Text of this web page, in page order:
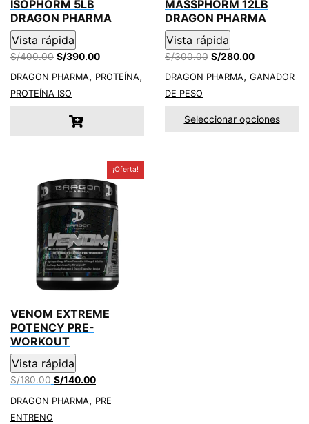
ISOPHORM 5LB
DRAGON PHARMA
Vista rápida
S/400.00 El
original
era:
S/390.00El
precio
actual
DRAGON PHARMA, PROTEÍNA,
PROTEÍNA ISO
MASSPHORM 12LB
DRAGON PHARMA
Vista rápida
S/300.00 El
original
S/280.00El
actual
DRAGON PHARMA, GANADOR
DE PESO
Seleccionar opciones
¡Oferta!
VENOM EXTREME
POTENCY PRE-
WORKOUT
Vista rápida
S/180.00 El
original
S/140.00El
actual
DRAGON PHARMA, PRE
ENTRENO